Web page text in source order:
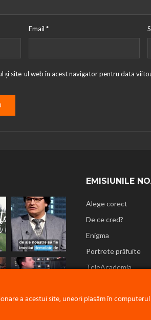
Email*
și site-ul web în acest navigator pentru data
EMISIUNILE
Alege corect
De ce cred?
Enigma
Portrete prăfuite
TeleAcademia
a acestui site, uneori plasăm în